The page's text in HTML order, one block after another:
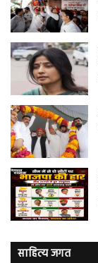
साहित्य जगत